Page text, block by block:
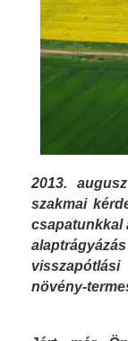
2013.
szakmai
csapatunkkal
növény-